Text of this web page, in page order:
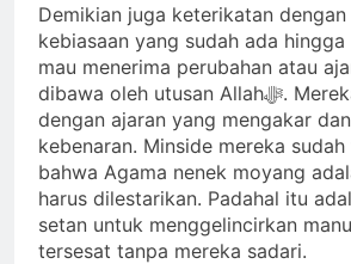
Demikian juga keterikatan
kebiasaan yang sudah ada
mau menerima perubahan atau
dibawa oleh utusan Allahﷻ. Mereka terlena
dengan ajaran yang mengakar
kebenaran. Minside mereka
bahwa Agama nenek moyang
harus dilestarikan. Padahal itu
setan untuk menggelincirkan
tersesat tanpa mereka sadari.